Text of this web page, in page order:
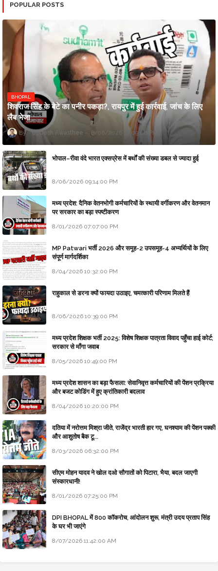
POPULAR POSTS
BHOPAL
शिवराज सिंह के बेटे का पनीर पकड़ा?, रायपुर में हुई कार्रवाई, जांच के लिए
लैब भेजा
Updesh Awasthee 8/06/2026 10:09:00 PM
भोपाल–रीवा वंदे भारत एक्सप्रेस में बर्थों की संख्या डबल से ज्यादा हुई
8/06/2026 09:14:00 PM
मध्य प्रदेश: दैनिक वेतनभोगी कर्मचारियों के स्थायी वर्गीकरण और वेतनमान
पर सरकार का बड़ा स्पष्टीकरण
8/01/2026 07:07:00 PM
MP Patwari भर्ती 2026 और समूह-2 उपसमूह-4 अभ्यर्थियों के लिए
संपूर्ण मार्गदर्शिका
8/04/2026 10:32:00 PM
राहुकाल से डरना क्यों फायदा उठाइए, चमत्कारी परिणाम मिलते हैं
8/06/2026 10:39:00 PM
मध्य प्रदेश शिक्षक भर्ती 2025: विशेष शिक्षक पात्रता विवाद पहुँचा हाई कोर्ट;
सरकार से माँगा जवाब
8/05/2026 10:49:00 PM
मध्य प्रदेश शासन का बड़ा फैसला: सेवानिवृत्त कर्मचारियों की पेंशन प्रक्रिया
और बजट कोडिंग में हुए क्रांतिकारी बदलाव
8/04/2026 10:20:00 PM
दतिया में नरोत्तम मिश्रा जीते, राजेंद्र भारती हार गए, घनश्याम की पेंशन पक्की
और आशुतोष बैक टू...
8/03/2026 06:32:00 PM
सीएम मोहन यादव ने खोल दओ सौगातों को पिटारा, भैया, बदल जाएगी
संस्कारधानी!
8/01/2026 07:25:00 PM
DPI BHOPAL में 800 कॉकरोच, आंदोलन शुरू, मंत्री उदय प्रताप सिंह
के घर भी जाएंगे
8/07/2026 11:42:00 AM